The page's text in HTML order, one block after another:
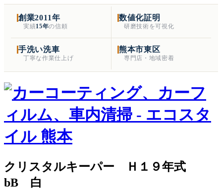
創業2011年
実績15年の信頼
数値化証明
研磨技術を可視化
手洗い洗車
丁寧な作業仕上げ
熊本市東区
専門店・地域密着
クリスタルキーパー Ｈ１９年式
bB 白